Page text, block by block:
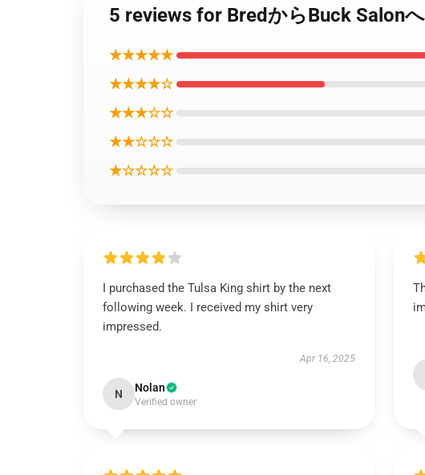
5 reviews for BredからBuck Salon
★★★★★
★★★★☆
★★★☆☆
★★☆☆☆
★☆☆☆☆
I purchased the Tulsa King shirt by the next
following week. I received my shirt very
impressed.
Apr 16, 2025
N Nolan
Verified owner